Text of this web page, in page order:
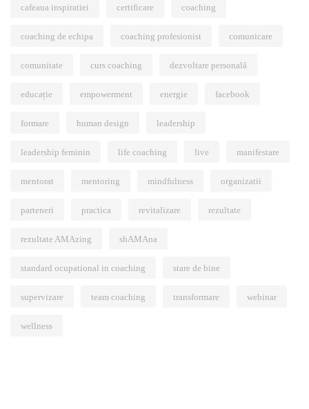
cafeaua inspiratiei certificare coaching
coaching de echipa coaching profesionist comunicare
comunitate curs coaching dezvoltare personală
educație empowerment energie facebook
formare human design leadership
leadership feminin life coaching live manifestare
mentorat mentoring mindfulness organizatii
parteneri practica revitalizare rezultate
rezultate AMAzing shAMAna
standard ocupational in coaching stare de bine
supervizare team coaching transformare webinar
wellness